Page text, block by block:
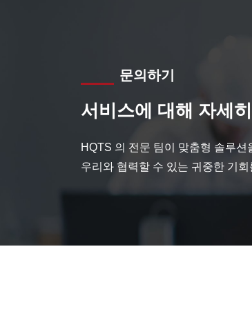
문의하기
서비스에 대해 자세
HQTS 의 전문 팀이 맞춤형 솔루션
우리와 협력할 수 있는 귀중한 기